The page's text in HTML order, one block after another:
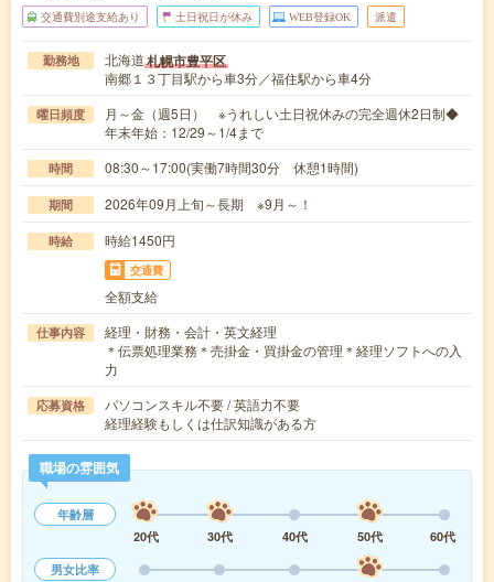
交通費別途支給あり 土日祝日が休み WEB登録OK 派遣
勤務地 北海道札幌市豊平区
南郷１３丁目駅から車3分／福住駅から車4分
曜日頻度
月～金（週5日） ※うれしい土日祝休みの完全週休2日制◆
年末年始：12/29～1/4まで
時間 08:30～17:00(実働7時間30分 休憩1時間)
期間 2026年09月上旬～長期 ※9月～！
時給 時給1450円
交通費
全額支給
仕事内容
経理・財務・会計・英文経理
＊伝票処理業務＊売掛金・買掛金の管理＊経理ソフトへの入
力
応募資格
パソコンスキル不要 / 英語力不要
経理経験もしくは仕訳知識がある方
職場の雰囲気
年齢層
20代
30代 40代 50代
60代
男女比率